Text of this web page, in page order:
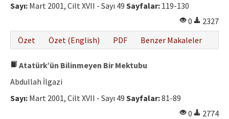
Sayı: Mart 2001, Cilt XVII - Sayı 49 Sayfalar: 119-130
0
2327
Özet
Özet (English) PDF Benzer Makaleler
Atatürk’ün Bilinmeyen Bir Mektubu
Abdullah İlgazi
Sayı: Mart 2001, Cilt XVII - Sayı 49 Sayfalar:81-89
0
2774